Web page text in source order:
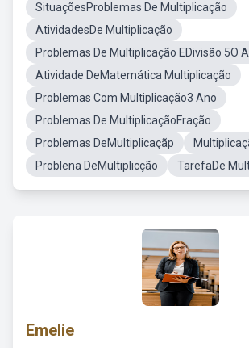
SituaçõesProblemas De Multiplicação
AtividadesDe Multiplicação
Problemas De Multiplicação EDivisão 5O
Atividade DeMatemática Multiplicação
Problemas Com Multiplicação3 Ano
Problemas De MultiplicaçãoFração
Problemas DeMultiplicaçãp
Problena DeMultiplicção
TarefaDe
Emelie